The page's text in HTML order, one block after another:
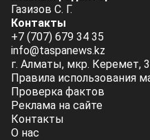
Газизов С. Г.
Контакты
+7 (707) 679 34 35
info@taspanews.kz
г. Алматы, мкр. Керемет,
Правила использования
Проверка фактов
Реклама на сайте
Контакты
О нас